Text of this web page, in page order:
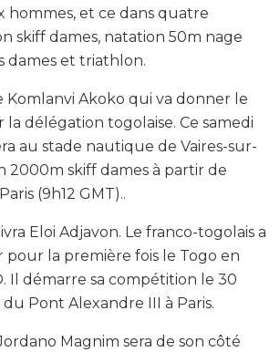
hommes, et ce dans quatre
skiff dames, natation 50m nage
dames et triathlon.
Komlanvi Akoko qui va donner le
délégation togolaise. Ce samedi
au stade nautique de Vaires-sur-
2000m skiff dames à partir de
(9h12 GMT)..
Eloi Adjavon. Le franco-togolais a
pour la première fois le Togo en
Il démarre sa compétition le 30
Pont Alexandre III à Paris.
Magnim sera de son côté